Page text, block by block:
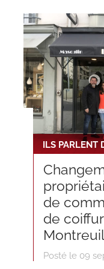
ILS PARLENT
de
de
Montreuil
Posté le 09